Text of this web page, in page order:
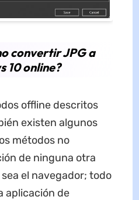
convertir JPG a
10 online?
offline descritos
existen algunos
métodos no
de ninguna otra
el navegador; todo
aplicación de